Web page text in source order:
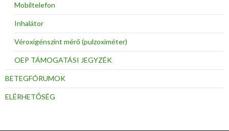
Mobiltelefon
Inhalátor
Véroxigénszint mérő (pulzoximéter)
OEP TÁMOGATÁSI JEGYZÉK
BETEGFÓRUMOK
ELÉRHETŐSÉG